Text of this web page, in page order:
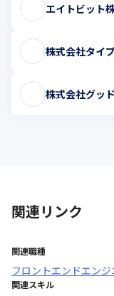
エイトビット
株式会社タイ
株式会社グッ
関連リンク
関連職種
フロントエンドエンジ
関連スキル